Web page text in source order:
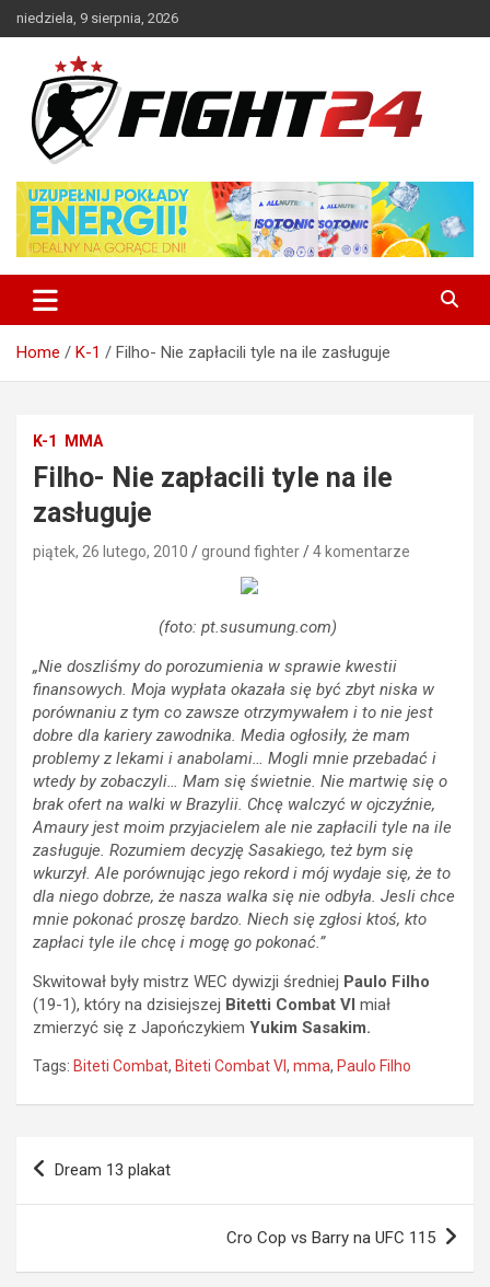
Skip
to
niedziela, 9 sierpnia, 2026
FIGHT24.PL – MMA i K-1, UFC
Home K-1 Filho- Nie zapłacili tyle na ile zasługuje
K-1 MMA
Filho- Nie zapłacili tyle na ile
zasługuje
piątek, 26 lutego, 2010 ground fighter 4 komentarze
(foto: pt.susumung.com)
„Nie doszliśmy do porozumienia w sprawie kwestii
finansowych. Moja wypłata okazała się być zbyt niska w
porównaniu z tym co zawsze otrzymywałem i to nie jest
dobre dla kariery zawodnika. Media ogłosiły, że mam
problemy z lekami i anabolami… Mogli mnie przebadać i
wtedy by zobaczyli… Mam się świetnie. Nie martwię się o
brak ofert na walki w Brazylii. Chcę walczyć w ojczyźnie,
Amaury jest moim przyjacielem ale nie zapłacili tyle na ile
zasługuje. Rozumiem decyzję Sasakiego, też bym się
wkurzył. Ale porównując jego rekord i mój wydaje się, że to
dla niego dobrze, że nasza walka się nie odbyła. Jesli chce
mnie pokonać proszę bardzo. Niech się zgłosi ktoś, kto
zapłaci tyle ile chcę i mogę go pokonać.”
Skwitował były mistrz WEC dywizji średniej Paulo Filho
(19-1), który na dzisiejszej Bitetti Combat VI miał
zmierzyć się z Japończykiem Yukim Sasakim.
Tags: Biteti Combat, Biteti Combat VI, mma, Paulo Filho
Nawigacja
Dream 13 plakat
Cro Cop vs Barry na UFC 115